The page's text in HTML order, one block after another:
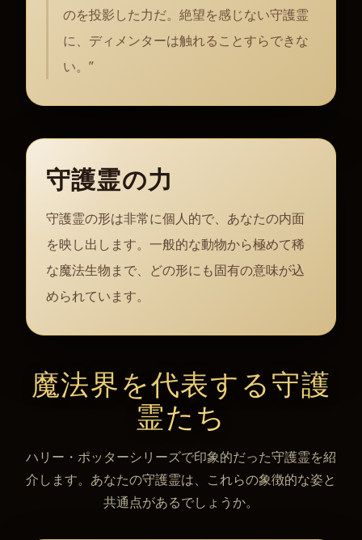
のを投影した力だ。絶望を感じない守護霊
に、ディメンターは触れることすらできな
い。 ”
守護霊の力
守護霊の形は非常に個人的で、あなたの内面
を映し出します。一般的な動物から極めて稀
な魔法生物まで、どの形にも固有の意味が込
められています。
魔法界を代表する守護
霊たち
ハリー・ポッターシリーズで印象的だった守護霊を紹
介します。あなたの守護霊は、これらの象徴的な姿と
共通点があるでしょうか。